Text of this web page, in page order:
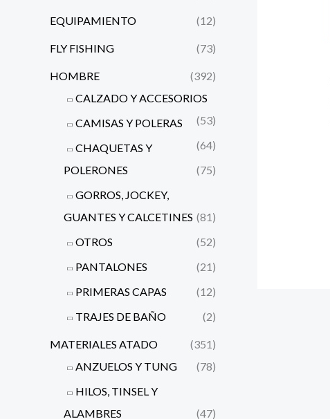
EQUIPAMIENTO (12)
FLY FISHING (73)
HOMBRE
(392)
CALZADO Y ACCESORIOS
(53)
CAMISAS Y POLERAS
(64)
CHAQUETAS Y
POLERONES
(75)
GORROS, JOCKEY,
GUANTES Y CALCETINES (81)
OTROS
(52)
PANTALONES
(21)
PRIMERAS CAPAS
(12)
TRAJES DE BAÑO
(2)
MATERIALES ATADO
(351)
ANZUELOS Y TUNG
(78)
HILOS, TINSEL Y
ALAMBRES
(47)